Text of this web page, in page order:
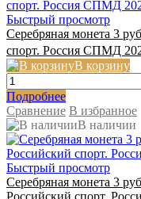
Быстрый просмотр
Серебряная монета 3
спорт. Россия СПМД
В корзину
Подробнее
Сравнение В избранное
В наличии
Быстрый просмотр
Серебряная монета 3